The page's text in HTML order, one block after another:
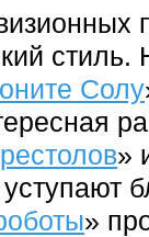
стиль.
Солу
»
»